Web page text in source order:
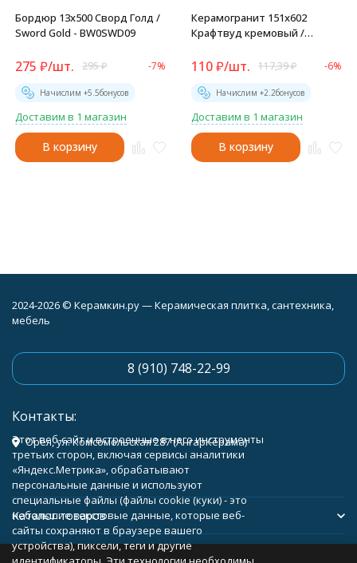
Бордюр 13x500 Сворд Голд /
Sword Gold - BW0SWD09
275 ₽/шт. 295₽ -7%
Начислим +5.5бонусов
Доставим в 1 магазин
В корзину
Керамогранит 151x602
Крафтвуд кремовый /
GP1560CRW01
110₽/шт. 117,39₽ -6%
Начислим +2.2бонусов
Доставим в 1 магазин
В корзину
2024-2026 © Керамкин.ру — Керамическая плитка, сантехника,
мебель
8 (910) 748-22-99
Контакты:
Орёл, ул. Комсомольская 287 (АнгарКерама)
Каталог товаров
Помощь
Этот веб-сайт и встроенные в него инструменты
третьих сторон, включая сервисы аналитики
«Яндекс.Метрика», обрабатывают
персональные данные и используют
специальные файлы (файлы cookie (куки) - это
небольшие текстовые данные, которые веб-
сайты сохраняют в браузере вашего
устройства), пиксели, теги и другие